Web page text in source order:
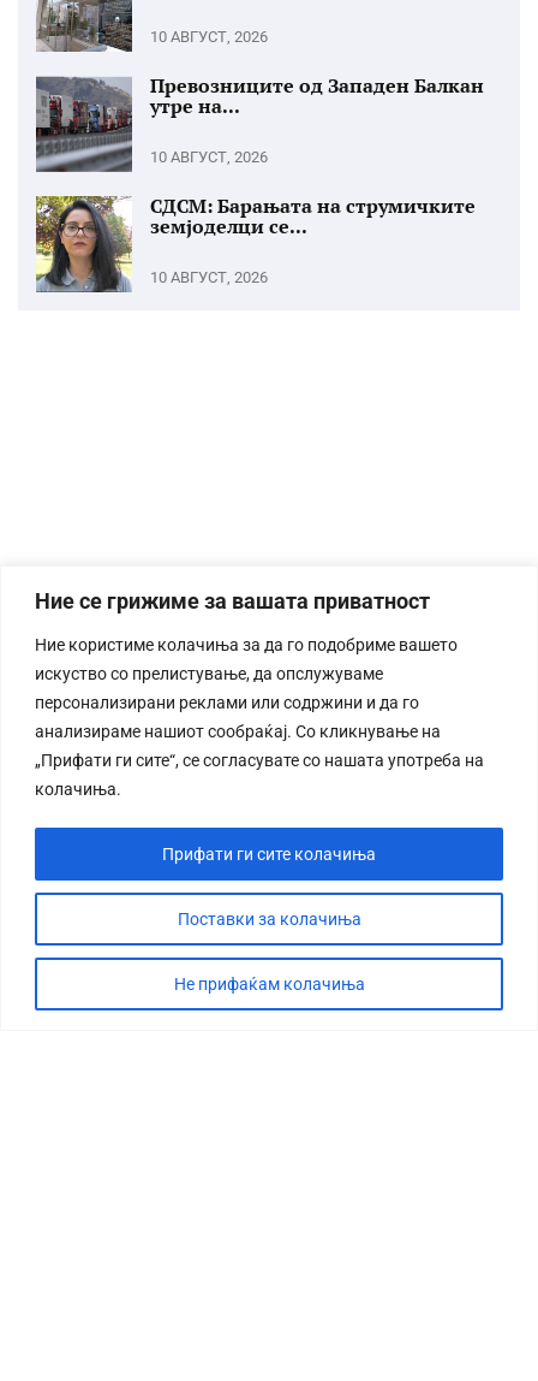
Ние се грижиме за вашата приватност
Ние користиме колачиња за да го подобриме вашето
искуство со прелистување, да опслужуваме
персонализирани реклами или содржини и да го
анализираме нашиот сообраќај. Со кликнување на
„Прифати ги сите“, се согласувате со нашата употреба на
колачиња.
Поставки за колачиња
Не прифаќам колачиња
Прифати ги сите колачиња
10 АВГУСТ, 2026
Превозниците од Западен Балкан
утре на...
10 АВГУСТ, 2026
СДСМ: Барањата на струмичките
земјоделци се...
10 АВГУСТ, 2026